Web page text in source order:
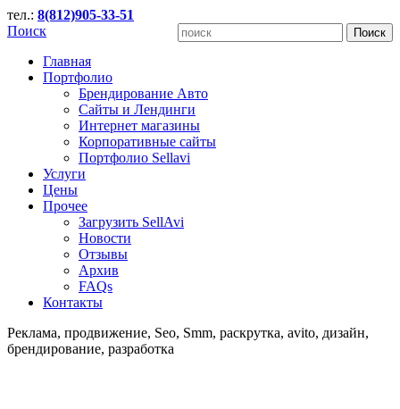
тел.: 8(812)905-33-51
Поиск
Главная
Портфолио
Брендирование Авто
Сайты и Лендинги
Интернет магазины
Корпоративные сайты
Портфолио Sellavi
Услуги
Цены
Прочее
Загрузить SellAvi
Новости
Отзывы
Архив
FAQs
Контакты
Реклама, продвижение, Seo, Smm, раскрутка, avito, дизайн,
брендирование, разработка